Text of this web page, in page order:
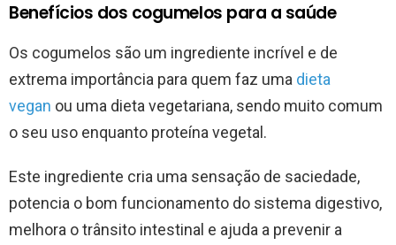
Benefícios dos cogumelos para a saúde
Os cogumelos são um ingrediente incrível e de
extrema importância para quem faz uma dieta
vegan ou uma dieta vegetariana, sendo muito comum
o seu uso enquanto proteína vegetal.
Este ingrediente cria uma sensação de saciedade,
potencia o bom funcionamento do sistema digestivo,
melhora o trânsito intestinal e ajuda a prevenir a